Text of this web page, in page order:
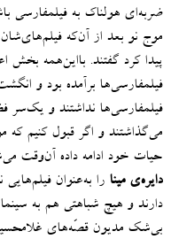
ضربه‌ای هولناک به فیلمفارسی
موج نو بعد از آن‌که
پیدا کرد گفتند. بااین‌همه بخش
فیلمفارسی‌ها برآمده بود و
فیلمفارسی‌ها نداشتند و یک‌سر
حیات خود ادامه داده آن‌وقت
دایره‌ی مینا را به‌عنوان
دارند و هیچ شباهتی هم به
بی‌شک مدیون قصّه‌های